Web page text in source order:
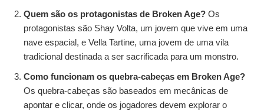
Quem são os protagonistas de Broken Age? Os
protagonistas são Shay Volta, um jovem que vive em uma
nave espacial, e Vella Tartine, uma jovem de uma vila
tradicional destinada a ser sacrificada para um monstro.
Como funcionam os quebra-cabeças em Broken Age?
Os quebra-cabeças são baseados em mecânicas de
apontar e clicar, onde os jogadores devem explorar o